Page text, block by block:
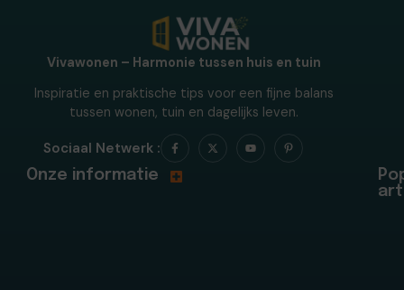
Vivawonen – Harmonie tussen huis en tuin
Inspiratie en praktische tips voor een fijne balans
tussen wonen, tuin en dagelijks leven.
Sociaal Netwerk :
Onze informatie